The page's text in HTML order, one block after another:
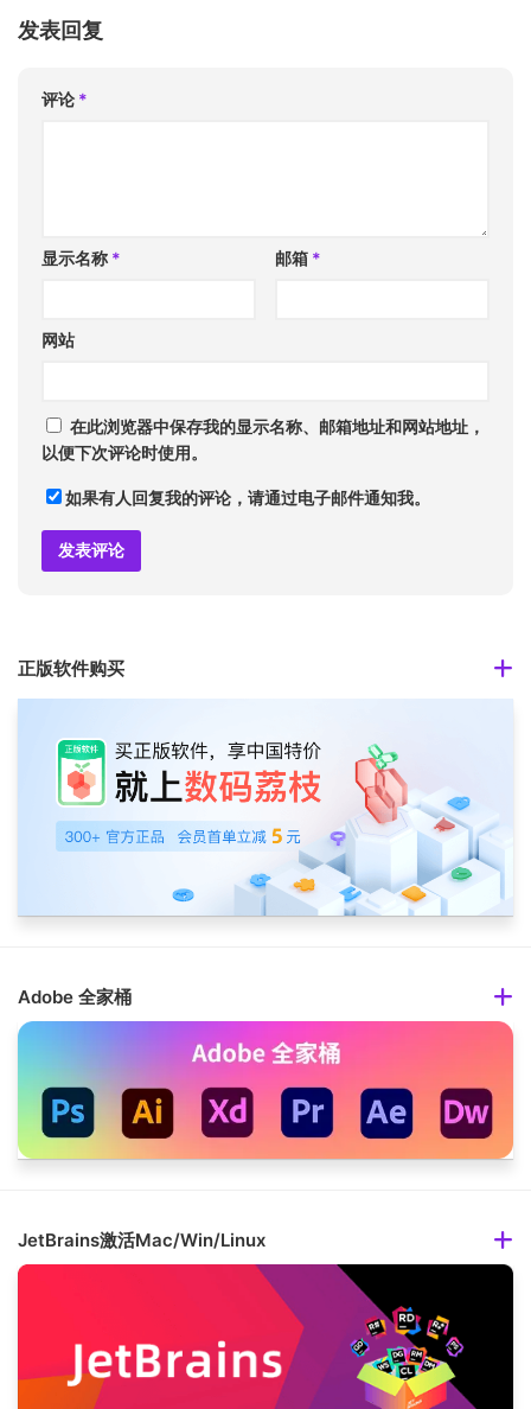
发表回复
评论 *
显示名称 * 邮箱 *
网站
在此浏览器中保存我的显示名称、邮箱地址和网站地址，
以便下次评论时使用。
如果有人回复我的评论，请通过电子邮件通知我。
正版软件购买
Adobe 全家桶
JetBrains激活Mac/Win/Linux